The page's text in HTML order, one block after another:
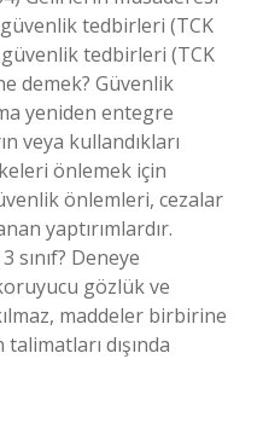
tedbirleri (TCK
güvenlik tedbirleri (TCK
demek? Güvenlik
yeniden entegre
veya kullandıkları
önlemek için
önlemleri, cezalar
yaptırımlardır.
Deneye
gözlük ve
maddeler birbirine
dışında